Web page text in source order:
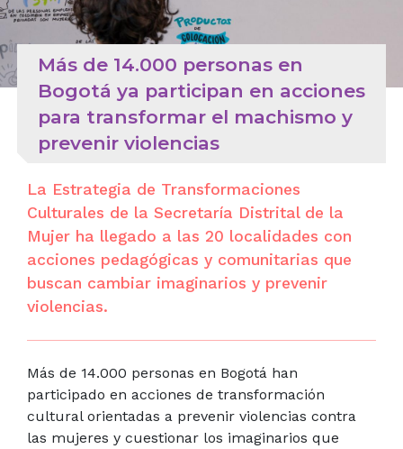
Más de 14.000 personas en
Bogotá ya participan en acciones
para transformar el machismo y
prevenir violencias
La Estrategia de Transformaciones
Culturales de la Secretaría Distrital de la
Mujer ha llegado a las 20 localidades con
acciones pedagógicas y comunitarias que
buscan cambiar imaginarios y prevenir
violencias.
Más de 14.000 personas en Bogotá han
participado en acciones de transformación
cultural orientadas a prevenir violencias contra
las mujeres y cuestionar los imaginarios que